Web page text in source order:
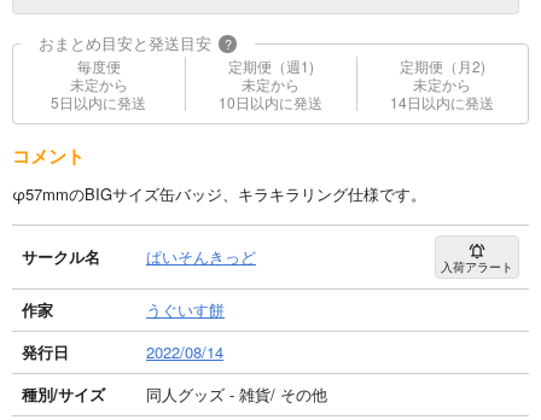
おまとめ目安と発送目安 ?
毎度便
未定から
5日以内に発送
定期便（週1)
未定から
10日以内に発送
定期便（月2)
未定から
14日以内に発送
コメント
φ57mmのBIGサイズ缶バッジ、キラキラリング仕様です。
サークル名 ぱいそんきっど 入荷アラート
作家
うぐいす餅
発行日
2022/08/14
種別/サイズ
同人グッズ - 雑貨/ その他